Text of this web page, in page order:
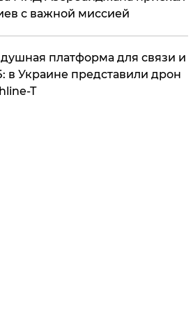
с важной миссией
платформа для связи и
в Украине представили дрон
T